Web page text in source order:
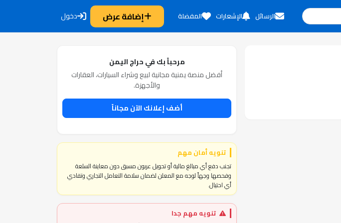
الرسائل الإشعارات المفضلة إضافة عرض دخول
مرحباً بك في حراج اليمن
أفضل منصة يمنية مجانية لبيع وشراء السيارات، العقارات
والأجهزة.
أضف إعلانك الآن مجاناً
تنويه أمان مهم
تجنب دفع أي مبالغ مالية أو تحويل عربون مسبق دون معاينة السلعة
وفحصها وجهاً لوجه مع المعلن لضمان سلامة التعامل التجاري وتفادي
أي احتيال.
تنويه مهم جدا